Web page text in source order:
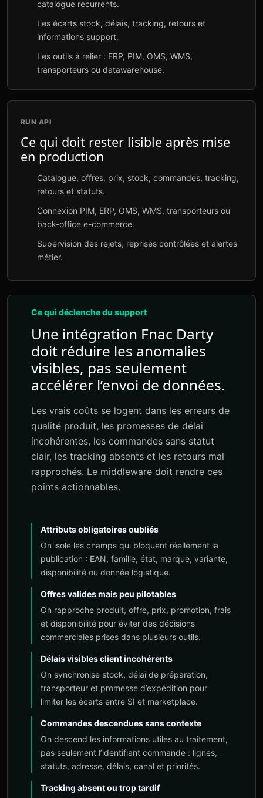
catalogue récurrents.
Les écarts stock, délais, tracking, retours et
informations support.
Les outils à relier : ERP, PIM, OMS, WMS,
transporteurs ou datawarehouse.
RUN API
Ce qui doit rester lisible après mise
en production
Catalogue, offres, prix, stock, commandes, tracking,
retours et statuts.
Connexion PIM, ERP, OMS, WMS, transporteurs ou
back-office e-commerce.
Supervision des rejets, reprises contrôlées et alertes
métier.
Ce qui déclenche du support
Une intégration Fnac Darty
doit réduire les anomalies
visibles, pas seulement
accélérer l’envoi de données.
Les vrais coûts se logent dans les erreurs de
qualité produit, les promesses de délai
incohérentes, les commandes sans statut
clair, les tracking absents et les retours mal
rapprochés. Le middleware doit rendre ces
points actionnables.
Attributs obligatoires oubliés
On isole les champs qui bloquent réellement la
publication : EAN, famille, état, marque, variante,
disponibilité ou donnée logistique.
Offres valides mais peu pilotables
On rapproche produit, offre, prix, promotion, frais
et disponibilité pour éviter des décisions
commerciales prises dans plusieurs outils.
Délais visibles client incohérents
On synchronise stock, délai de préparation,
transporteur et promesse d’expédition pour
limiter les écarts entre SI et marketplace.
Commandes descendues sans contexte
On descend les informations utiles au traitement,
pas seulement l’identifiant commande : lignes,
statuts, adresse, délais, canal et priorités.
Tracking absent ou trop tardif